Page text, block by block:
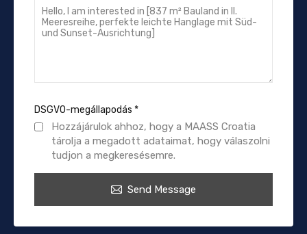
DSGVO-megállapodás *
Hozzájárulok ahhoz, hogy a MAASS Croatia
tárolja a megadott adataimat, hogy válaszolni
tudjon a megkeresésemre.
Send Message